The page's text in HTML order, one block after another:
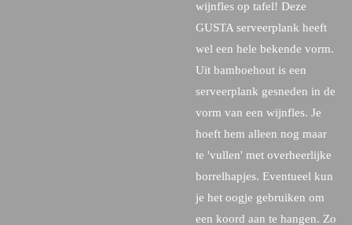
wijnfles op tafel! Deze
GUSTA serveerplank heeft
wel een hele bekende vorm.
Uit bamboehout is een
serveerplank gesneden in de
vorm van een wijnfles. Je
hoeft hem alleen nog maar
te 'vullen' met overheerlijke
borrelhapjes. Eventueel kun
je het oogje gebruiken om
een koord aan te hangen. Zo